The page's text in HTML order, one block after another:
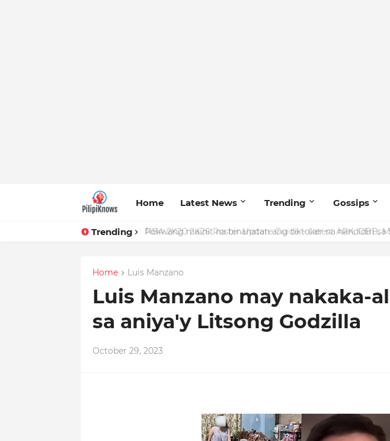
Home Latest News Trending Gossips
Trending Pokwang mainit na binanatan ang tiktoker na nandidiri sa
Home Luis Manzano
Luis Manzano may nakaka-
sa aniya'y Litsong Godzilla
October 29, 2023